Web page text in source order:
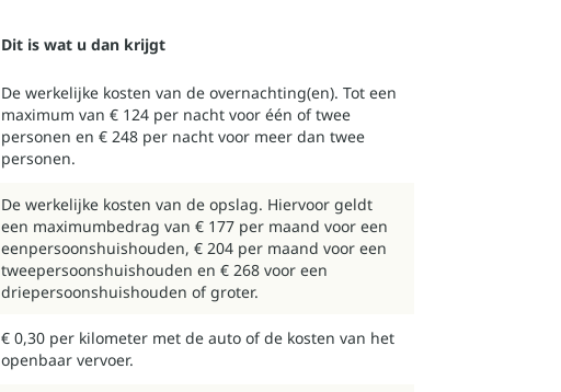
Dit is wat u dan krijgt
De werkelijke kosten van de overnachting(en). Tot een
maximum van € 124 per nacht voor één of twee
personen en € 248 per nacht voor meer dan twee
personen.
De werkelijke kosten van de opslag. Hiervoor geldt
een maximumbedrag van € 177 per maand voor een
eenpersoonshuishouden, € 204 per maand voor een
tweepersoonshuishouden en € 268 voor een
driepersoonshuishouden of groter.
€ 0,30 per kilometer met de auto of de kosten van het
openbaar vervoer.